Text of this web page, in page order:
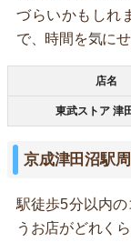
づらいかもしれ
で、時間を気に
店名
東武ストア 津
京成津田沼駅
駅徒歩5分以内
うお店がどれく